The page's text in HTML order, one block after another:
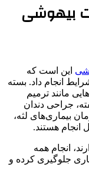
بیهوشی
این است که
انجام داد. بسته
مانند ترمیم
جراحی دندان
بیماری‌های لثه،
انجام هستند.
انجام همه
جلوگیری کرده و